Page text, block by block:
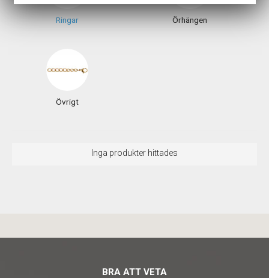
Ringar Örhängen
Övrigt
Inga produkter hittades
BRA ATT VETA